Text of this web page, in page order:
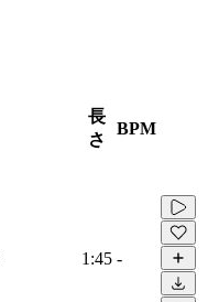
長
さ
BPM
1:45 -